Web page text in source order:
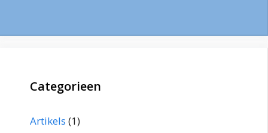
Categorieen
Artikels (1)